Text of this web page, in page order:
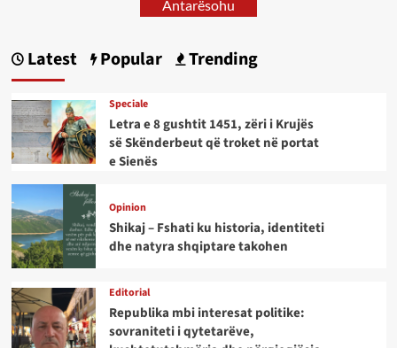
Antarësohu
Latest Popular Trending
Speciale
Letra e 8 gushtit 1451, zëri i Krujës
së Skënderbeut që troket në portat
e Sienës
Opinion
Shikaj – Fshati ku historia, identiteti
dhe natyra shqiptare takohen
Editorial
Republika mbi interesat politike:
sovraniteti i qytetarëve,